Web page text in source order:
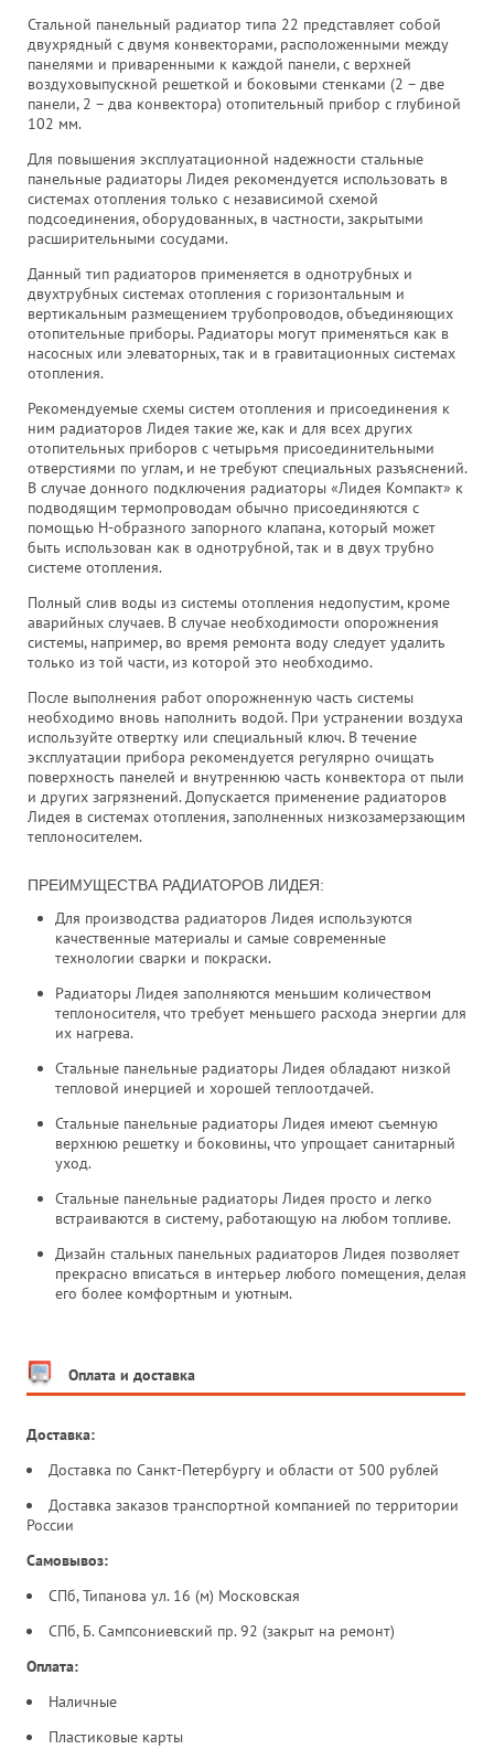
Стальной панельный радиатор типа 22 представляет собой
двухрядный с двумя конвекторами, расположенными между
панелями и приваренными к каждой панели, с верхней
воздуховыпускной решеткой и боковыми стенками (2 – две
панели, 2 – два конвектора) отопительный прибор с глубиной
102 мм.
Для повышения эксплуатационной надежности стальные
панельные радиаторы Лидея рекомендуется использовать в
системах отопления только с независимой схемой
подсоединения, оборудованных, в частности, закрытыми
расширительными сосудами.
Данный тип радиаторов применяется в однотрубных и
двухтрубных системах отопления с горизонтальным и
вертикальным размещением трубопроводов, объединяющих
отопительные приборы. Радиаторы могут применяться как в
насосных или элеваторных, так и в гравитационных системах
отопления.
Рекомендуемые схемы систем отопления и присоединения к
ним радиаторов Лидея такие же, как и для всех других
отопительных приборов с четырьмя присоединительными
отверстиями по углам, и не требуют специальных разъяснений.
В случае донного подключения радиаторы «Лидея Компакт» к
подводящим термопроводам обычно присоединяются с
помощью Н-образного запорного клапана, который может
быть использован как в однотрубной, так и в двух трубно
системе отопления.
Полный слив воды из системы отопления недопустим, кроме
аварийных случаев. В случае необходимости опорожнения
системы, например, во время ремонта воду следует удалить
только из той части, из которой это необходимо.
После выполнения работ опорожненную часть системы
необходимо вновь наполнить водой. При устранении воздуха
используйте отвертку или специальный ключ. В течение
эксплуатации прибора рекомендуется регулярно очищать
поверхность панелей и внутреннюю часть конвектора от пыли
и других загрязнений. Допускается применение радиаторов
Лидея в системах отопления, заполненных низкозамерзающим
теплоносителем.
ПРЕИМУЩЕСТВА РАДИАТОРОВ ЛИДЕЯ:
Для производства радиаторов Лидея используются
качественные материалы и самые современные
технологии сварки и покраски.
Радиаторы Лидея заполняются меньшим количеством
теплоносителя, что требует меньшего расхода энергии для
их нагрева.
Стальные панельные радиаторы Лидея обладают низкой
тепловой инерцией и хорошей теплоотдачей.
Стальные панельные радиаторы Лидея имеют съемную
верхнюю решетку и боковины, что упрощает санитарный
уход.
Стальные панельные радиаторы Лидея просто и легко
встраиваются в систему, работающую на любом топливе.
Дизайн стальных панельных радиаторов Лидея позволяет
прекрасно вписаться в интерьер любого помещения, делая
его более комфортным и уютным.
Оплата и доставка
Доставка:
Доставка по Санкт-Петербургу и области от 500 рублей
Доставка заказов транспортной компанией по территории
России
Самовывоз:
СПб, Типанова ул. 16 (м) Московская
СПб, Б. Сампсониевский пр. 92 (закрыт на ремонт)
Оплата:
Наличные
Пластиковые карты